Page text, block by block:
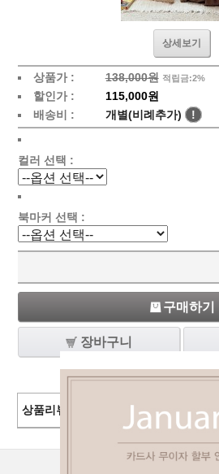
상세보기
상품가 : 138,000원 적립금:2%
할인가 :
115,000원
배송비 :
개별(비례추가) !
컬러 선택 :
북마커 선택 :
구매하기
장바구니
상품리뷰
PC버젼 이용안내 고